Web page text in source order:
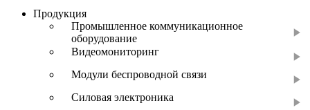
Продукция
Промышленное коммуникационное
оборудование
Видеомониторинг
Модули беспроводной связи
Силовая электроника